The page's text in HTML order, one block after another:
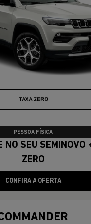
TABELA FIPE NO SEU USADO
PESSOA FÍSICA
ZERO
CONFIRA A OFERTA